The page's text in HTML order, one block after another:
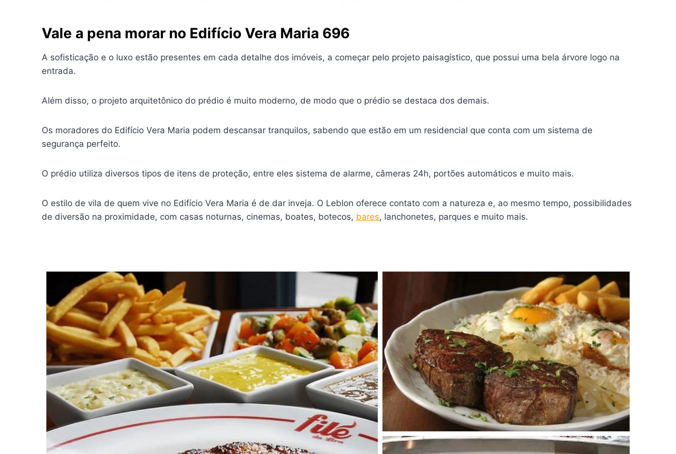
Vale a pena morar no Edifício Vera Maria 696
A sofisticação e o luxo estão presentes em cada detalhe dos imóveis, a começar pelo projeto paisagístico, que possui uma bela árvore logo na
entrada.
Além disso, o projeto arquitetônico do prédio é muito moderno, de modo que o prédio se destaca dos demais.
Os moradores do Edifício Vera Maria podem descansar tranquilos, sabendo que estão em um residencial que conta com um sistema de
segurança perfeito.
O prédio utiliza diversos tipos de itens de proteção, entre eles sistema de alarme, câmeras 24h, portões automáticos e muito mais.
O estilo de vila de quem vive no Edifício Vera Maria é de dar inveja. O Leblon oferece contato com a natureza e, ao mesmo tempo, possibilidades
de diversão na proximidade, com casas noturnas, cinemas, boates, botecos, bares, lanchonetes, parques e muito mais.